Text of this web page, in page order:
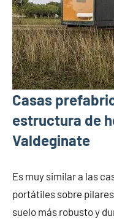
Casas
estructura de
Valdeginate
Es muy similar a las
portátiles sobre
suelo más robusto y